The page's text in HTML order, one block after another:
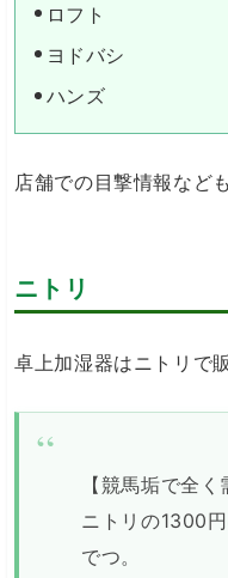
ロフト
ヨドバシ
ハンズ
店舗での目撃情報など
ニトリ
卓上加湿器はニトリで
【競馬垢で全
ニトリの1300
でつ。